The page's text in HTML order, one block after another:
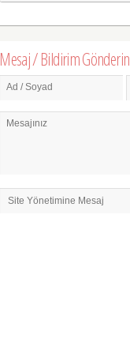
Mesaj / Bildirim Gönderin
Ad / Soyad
Mesajınız